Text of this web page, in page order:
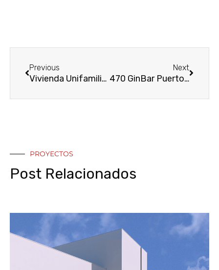
Previous
Vivienda Unifamiliar en Zahara de los Atunes
Next
470 GinBar Puerto Sherry Parte 2 El Mobiliario
PROYECTOS
Post Relacionados